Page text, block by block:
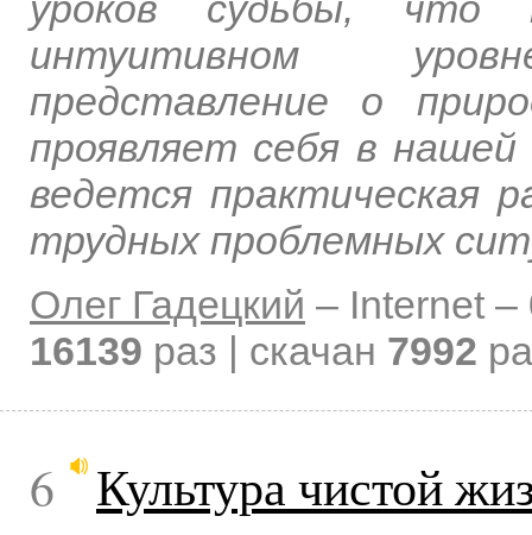
интуитивном
представление о
проявляет себя в
ведется практическая
трудных проблемных
Олег Гадецкий – Internet –
16139 раз | скачан 7992
6 Культура чистой